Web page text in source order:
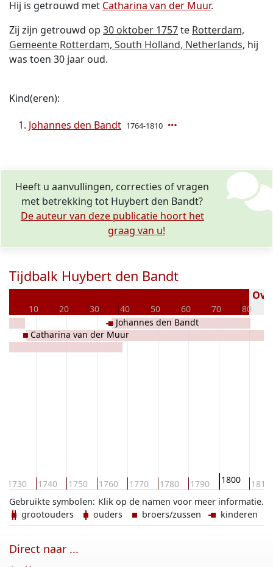
Hij is getrouwd met Catharina van der Muur.
Zij zijn getrouwd op 30 oktober 1757te Rotterdam,
Gemeente Rotterdam, South Holland, Netherlands, hij
was toen 30 jaar oud.
Kind(eren):
Johannes den Bandt 1764-1810
Heeft u aanvullingen, correcties of vragen
met betrekking tot Huybert den Bandt?
De auteur van deze publicatie hoort het
graag van u!
Tijdbalk Huybert den Bandt
10 20 30 40 50 60 70 80
1730 1740 1750 1760 1770 1780 1790 1800 1810
Catharina van der Muur
Johannes den Bandt
Klik op de namen voor meer informatie.
Gebruikte symbolen:
grootouders
ouders broers/zussen kinderen
Direct naar ...